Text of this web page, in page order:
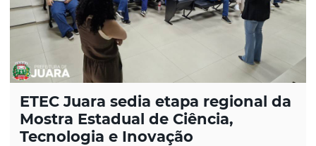
ETEC Juara sedia etapa regional da
Mostra Estadual de Ciência,
Tecnologia e Inovação